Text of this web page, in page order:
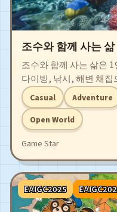
조수와 함께 사는 삶
조수와 함께 사는 삶은
다이빙, 낚시, 해변 채집
원을 사용해 장비를 강
하라. 한 번도 본 적 없는
하라.
Casual Adventure
Open World
Game Star
EAIGC2025